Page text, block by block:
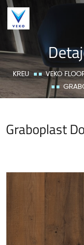
KREU VEKO
Graboplast